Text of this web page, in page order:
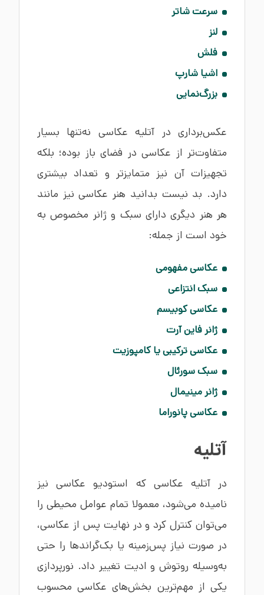
سرعت شاتر
لنز
فلش
اشیا شارپ
بزرگ‌نمایی
عکس‌برداری در آتلیه عکاسی نه‌تنها بسیار
متفاوت‌تر از عکاسی در فضای باز بوده؛ بلکه
تجهیزات آن نیز متمایزتر و تعداد بیشتری
دارد. بد نیست بدانید هنر عکاسی نیز مانند
هر هنر دیگری دارای سبک و ژانر مخصوص به
خود است از جمله:
عکاسی مفهومی
سبک انتزاعی
عکاسی کوبیسم
ژانر فاین آرت
عکاسی ترکیبی یا کامپوزیت
سبک سورئال
ژانر مینیمال
عکاسی پانوراما
آتلیه
در آتلیه عکاسی که استودیو عکاسی نیز
نامیده می‌شود، معمولا تمام عوامل محیطی را
می‌توان کنترل کرد و در نهایت پس از عکاسی،
در صورت نیاز پس‌زمینه یا بک‌گراندها را حتی
به‌وسیله روتوش و ادیت تغییر داد. نورپردازی
یکی از مهم‌ترین بخش‌های عکاسی محسوب